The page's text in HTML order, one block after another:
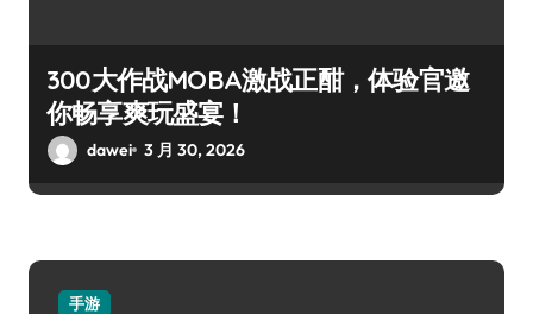
300大作战MOBA激战正酣，体验官邀
你畅享爽玩盛宴！
dawei 3 月 30, 2026
手游